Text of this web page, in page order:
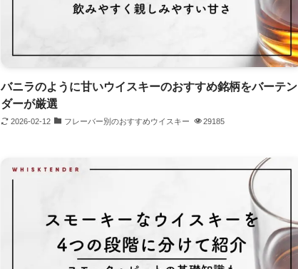
バニラのように甘いウイスキーのおすすめ銘柄をバーテン
ダーが厳選
2026-02-12 フレーバー別のおすすめウイスキー 29185